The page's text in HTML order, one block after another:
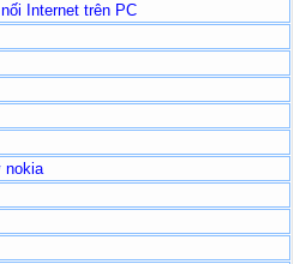
Internet trên PC
nokia